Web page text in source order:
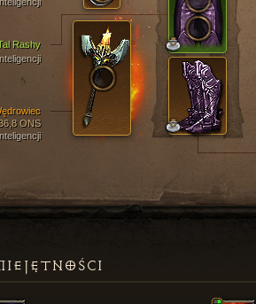
Rashy
ONS